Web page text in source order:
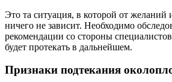
Это та ситуация, в которой от
ничего не зависит. Необходимо
рекомендации со стороны
будет протекать в дальнейшем.
Признаки подтекания